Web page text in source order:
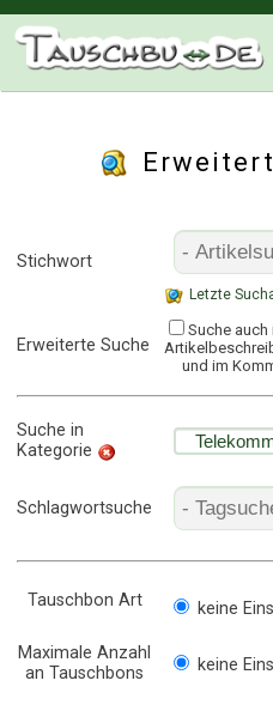
Stichwort
Letzte
Erweiterte Suche
Suche auch
und im
Suche in
Kategorie
Schlagwortsuche
Tauschbon Art keine
Maximale Anzahl
an Tauschbons
keine